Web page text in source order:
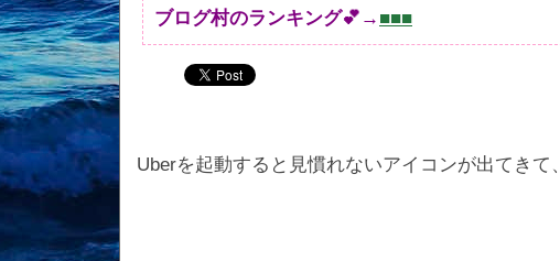
ブログ村のランキング💕→ ■■■
Uberを起動すると見慣れないアイコンが出てきて